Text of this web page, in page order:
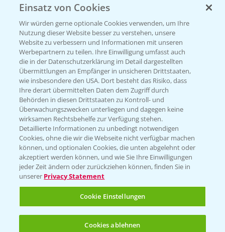
Beratung auf WhatsApp
T.+49 (0)174 346 564 1
KONTAKT
Hilfe in Notfällen
T.+49 (0)214/30-20220
Folgen Sie uns
Einsatz von Cookies
Wir würden gerne optionale Cookies verwenden, um Ihre
Nutzung dieser Website besser zu verstehen, unsere
Website zu verbessern und Informationen mit unseren
Werbepartnern zu teilen. Ihre Einwilligung umfasst auch
die in der Datenschutzerklärung im Detail dargestellten
Übermittlungen an Empfänger in unsicheren Drittstaaten,
wie insbesondere den USA. Dort besteht das Risiko, dass
Ihre derart übermittelten Daten dem Zugriff durch
Behörden in diesen Drittstaaten zu Kontroll- und
Überwachungszwecken unterliegen und dagegen keine
wirksamen Rechtsbehelfe zur Verfügung stehen.
Detaillierte Informationen zu unbedingt notwendigen
Cookies, ohne die wir die Webseite nicht verfügbar machen
können, und optionalen Cookies, die unten abgelehnt oder
akzeptiert werden können, und wie Sie Ihre Einwilligungen
jeder Zeit ändern oder zurückziehen können, finden Sie in
unserer Privacy Statement
Cookie Einstellungen
Cookies ablehnen